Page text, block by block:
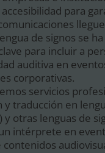
para
de signos se
para incluir a
auditiva en
corporativas.
servicios
traducción en
y otras lenguas de
intérprete en
contenidos